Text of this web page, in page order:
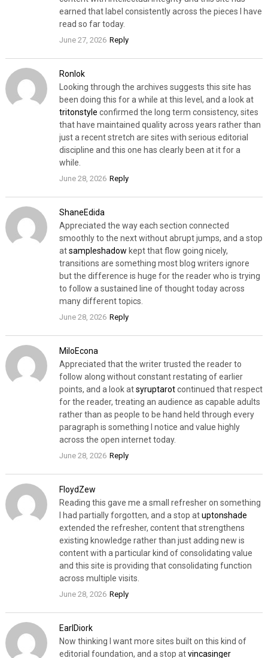
earned that label consistently across the pieces I have
read so far today.
June 27, 2026 Reply
Ronlok
Looking through the archives suggests this site has
been doing this for a while at this level, and a look at
tritonstyle confirmed the long term consistency, sites
that have maintained quality across years rather than
just a recent stretch are sites with serious editorial
discipline and this one has clearly been at it for a
while.
June 28, 2026 Reply
ShaneEdida
Appreciated the way each section connected
smoothly to the next without abrupt jumps, and a stop
atsampleshadow kept that flow going nicely,
transitions are something most blog writers ignore
but the difference is huge for the reader who is trying
to follow a sustained line of thought today across
many different topics.
June 28, 2026 Reply
MiloEcona
Appreciated that the writer trusted the reader to
follow along without constant restating of earlier
points, and a look atsyruptarotcontinued that respect
for the reader, treating an audience as capable adults
rather than as people to be hand held through every
paragraph is something I notice and value highly
across the open internet today.
June 28, 2026 Reply
FloydZew
Reading this gave me a small refresher on something
I had partially forgotten, and a stop atuptonshade
extended the refresher, content that strengthens
existing knowledge rather than just adding new is
content with a particular kind of consolidating value
and this site is providing that consolidating function
across multiple visits.
June 28, 2026 Reply
EarlDiork
Now thinking I want more sites built on this kind of
editorial foundation, and a stop atvincasinger